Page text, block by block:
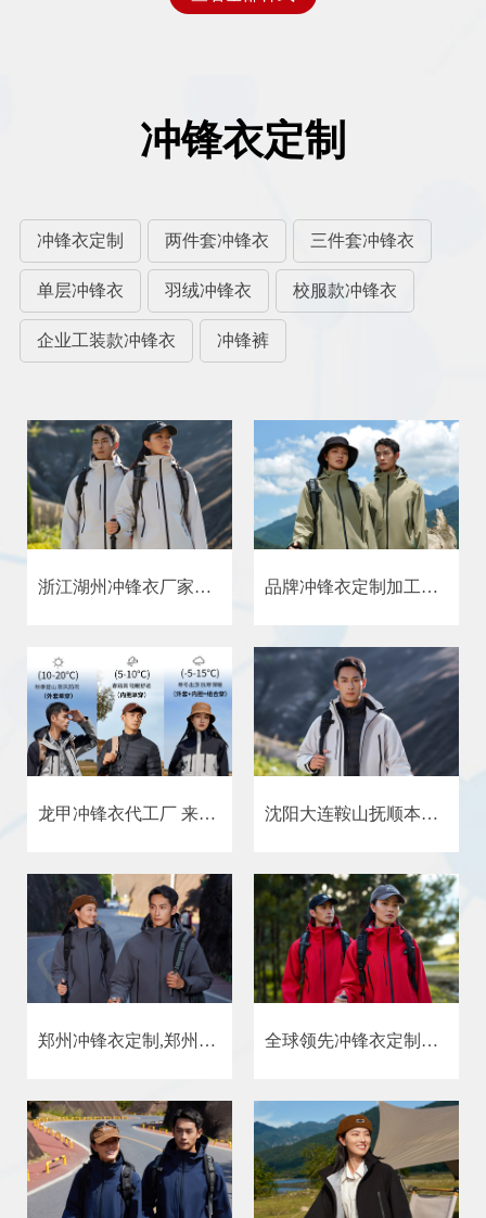
冲锋衣定制
冲锋衣定制 两件套冲锋衣 三件套冲锋衣
单层冲锋衣 羽绒冲锋衣 校服款冲锋衣
企业工装款冲锋衣 冲锋裤
浙江湖州冲锋衣厂家厂家-浙江宁波冲锋衣厂家厂家冒险者的选择 品牌冲锋衣定制加工厂家，专业冲锋衣定制批发，可以定制企业LOGO
龙甲冲锋衣代工厂 来恩凯娅专业冲锋衣定制生产厂家 沈阳大连鞍山抚顺本溪丹东锦州营口阜新辽阳盘锦冲锋衣定制厂家
郑州冲锋衣定制,郑州定制工作服生产厂家 全球领先冲锋衣定制生产厂家